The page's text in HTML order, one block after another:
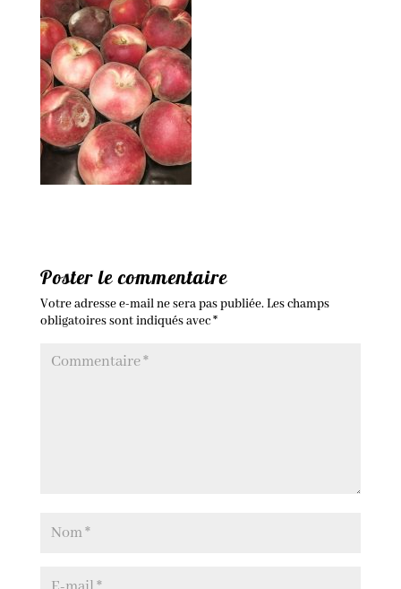
Poster le commentaire
Votre adresse e-mail ne sera pas publiée.Les champs
obligatoires sont indiqués avec*